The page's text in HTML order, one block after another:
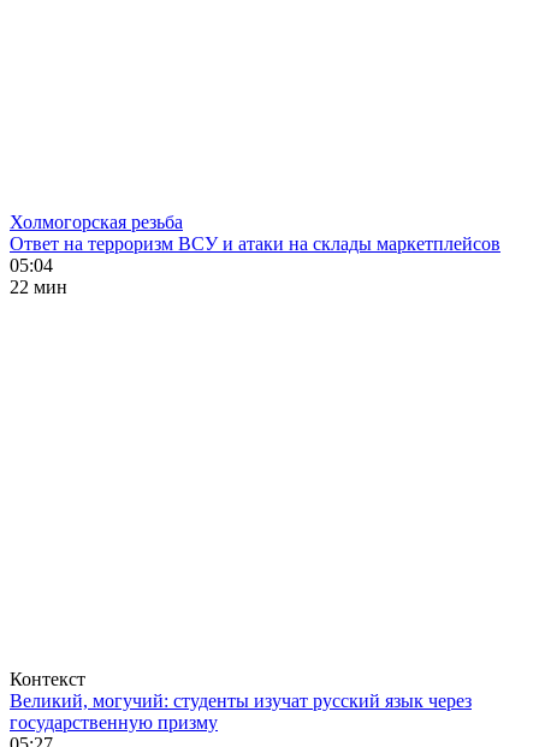
Холмогорская резьба
Ответ на терроризм ВСУ и атаки на склады маркетплейсов
05:04
22 мин
Контекст
Великий, могучий: студенты изучат русский язык через
государственную призму